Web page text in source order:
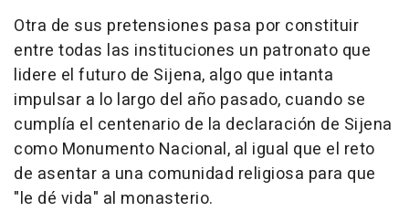
Otra de sus pretensiones pasa por constituir
entre todas las instituciones un patronato que
lidere el futuro de Sijena, algo que intanta
impulsar a lo largo del año pasado, cuando se
cumplía el centenario de la declaración de Sijena
como Monumento Nacional, al igual que el reto
de asentar a una comunidad religiosa para que
"le dé vida" al monasterio.